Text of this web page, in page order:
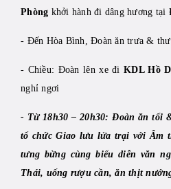
Phòng khởi hành đi dâng hương tại
- Đến Hòa Bình, Đoàn ăn trưa &
- Chiều: Đoàn lên xe đi KDL Hồ
nghỉ ngơi
- Từ 18h30 – 20h30: Đoàn ăn tối
tổ chức Giao lưu lửa trại với Âm
tưng bừng cùng biểu diễn văn
Thái, uống rượu cần, ăn thịt